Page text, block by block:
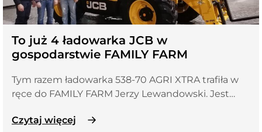
To już 4 ładowarka JCB w
gospodarstwie FAMILY FARM
Tym razem ładowarka 538-70 AGRI XTRA trafiła w
ręce do FAMILY FARM Jerzy Lewandowski. Jest…
Czytaj więcej